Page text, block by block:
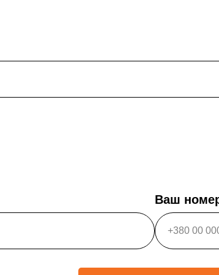
Ваш